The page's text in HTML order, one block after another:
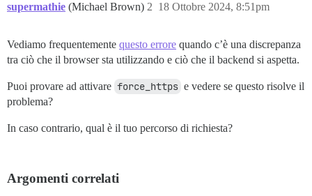
supermathie (Michael Brown) 18 Ottobre 2024, 8:51pm
2
Vediamo frequentemente questo errore quando c’è una discrepanza
tra ciò che il browser sta utilizzando e ciò che il backend si aspetta.
Puoi provare ad attivare force_https e vedere se questo risolve il
problema?
In caso contrario, qual è il tuo percorso di richiesta?
Argomenti correlati